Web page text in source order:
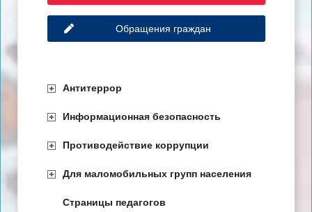
Обращения граждан
Антитеррор
Информационная безопасность
Противодействие коррупции
Для маломобильных групп населения
Страницы педагогов